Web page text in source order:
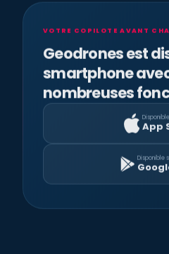
VOTRE COPILOTE AVANT
Geodrones est
smartphone
nombreuses
App
Disponible